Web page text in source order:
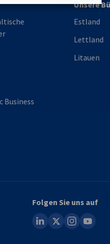
Business
Unsere
Estland
Lettland
Litauen
Folgen Sie uns auf
linkedin
instagram
youtube